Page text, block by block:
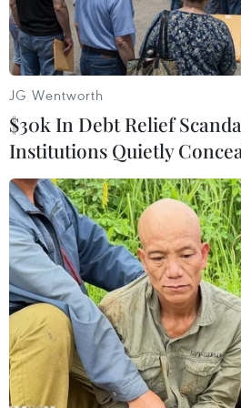
Người dân vào Lăng viếng
Thủ tướng Chính phủ quyết
đồng Khoa học y tế cấp
đánh giá trạng thái thi hài
Minh.
Hội đồng Khoa học y tế cấp
JG Wentworth
$30k In Debt Relief
Institutions Quietly